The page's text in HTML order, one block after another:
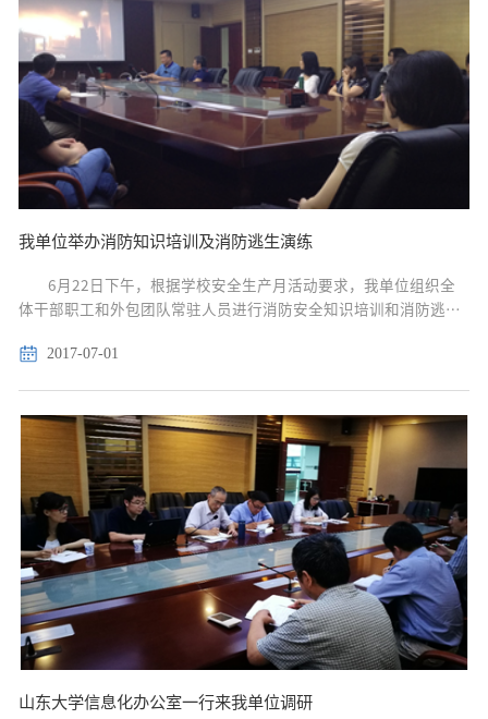
我单位举办消防知识培训及消防逃生演练
6月22日下午，根据学校安全生产月活动要求，我单位组织全
体干部职工和外包团队常驻人员进行消防安全知识培训和消防逃生
并结合我单位工作实际情况对消防工作的重点做出具体要求。...
2017-07-01
山东大学信息化办公室一行来我单位调研